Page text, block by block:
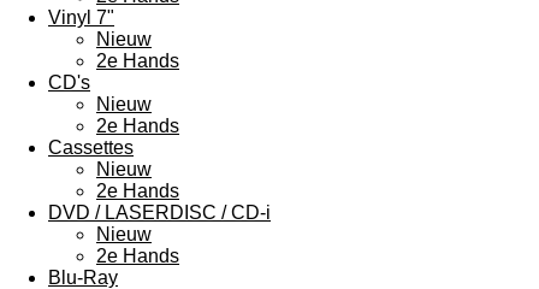
Vinyl 7"
Nieuw
2e Hands
CD's
Nieuw
2e Hands
Cassettes
Nieuw
2e Hands
DVD / LASERDISC / CD-i
Nieuw
2e Hands
Blu-Ray